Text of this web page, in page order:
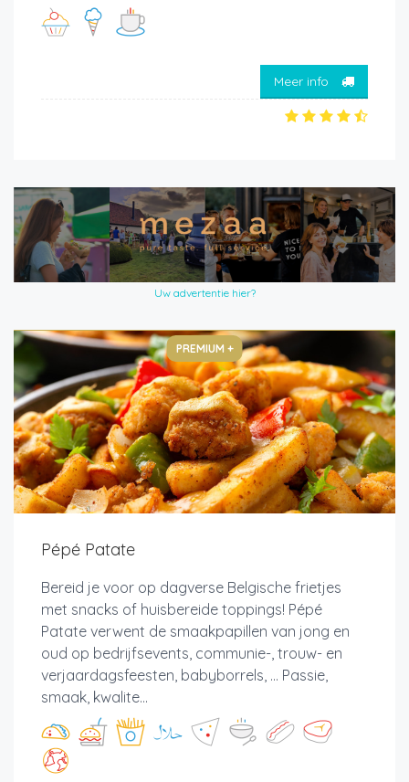
Meer info
Uw advertentie hier?
PREMIUM +
Pépé Patate
Bereid je voor op dagverse Belgische frietjes
met snacks of huisbereide toppings! Pépé
Patate verwent de smaakpapillen van jong en
oud op bedrijfsevents, communie-, trouw- en
verjaardagsfeesten, babyborrels, ... Passie,
smaak, kwalite...